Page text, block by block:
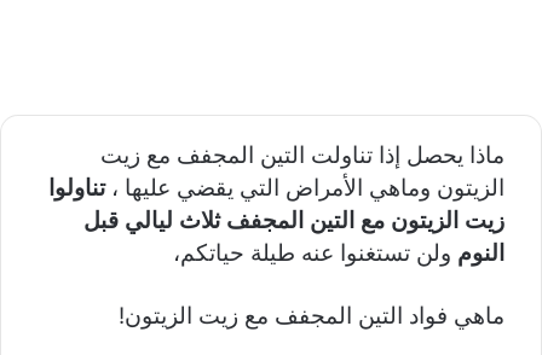
ماذا يحصل إذا تناولت التين المجفف مع زيت
الزيتون وماهي الأمراض التي يقضي عليها ،تناولوا
زيت الزيتون مع التين المجفف ثلاث ليالي قبل
النوم ولن تستغنوا عنه طيلة حياتكم،
ماهي فواد التين المجفف مع زيت الزيتون!